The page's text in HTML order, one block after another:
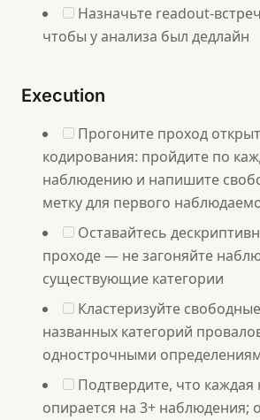
Назначьте readout-
чтобы у анализа был дедлайн
Execution
Прогоните проход
кодирования: пройдите по
наблюдению и напишите
метку для первого
Оставайтесь
проходе — не загоняйте
существующие категории
Кластеризуйте
названных категорий
однострочными
Подтвердите, что каждая
опирается на 3+ наблюдения;